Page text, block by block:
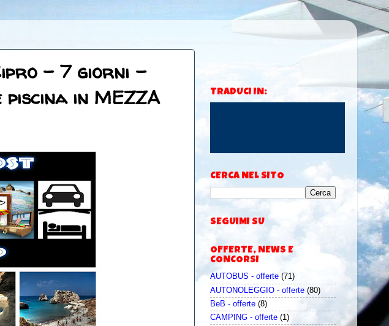
- 7 giorni -
in MEZZA
TRADUCI IN:
CERCA NEL SITO
SEGUIMI SU
OFFERTE, NEWS E
CONCORSI
AUTOBUS - offerte (71)
AUTONOLEGGIO - offerte (80)
BeB - offerte (8)
CAMPING - offerte (1)